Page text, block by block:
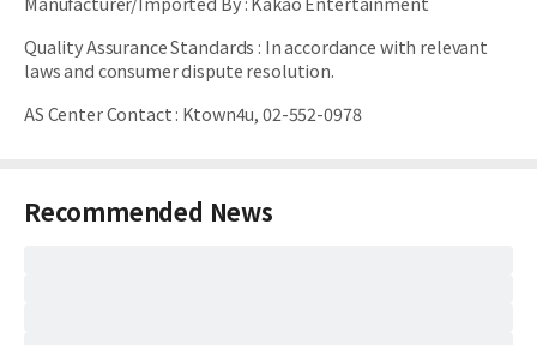
Quality Assurance Standards : In accordance with relevant
laws and consumer dispute resolution.
AS Center Contact: Ktown4u, 02-552-0978
Recommended News